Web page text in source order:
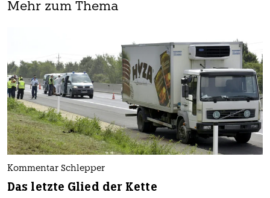
Mehr zum Thema
Kommentar Schlepper
Das letzte Glied der Kette